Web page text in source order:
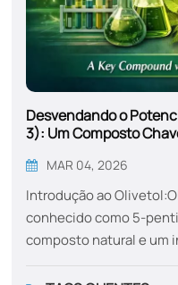
Desvendando o
3): Um Composto
MAR 04, 2026
Introdução ao
conhecido como 5-
composto natural e um